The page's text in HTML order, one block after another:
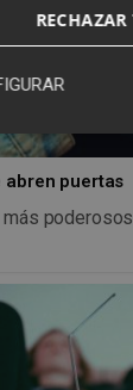
abren puertas